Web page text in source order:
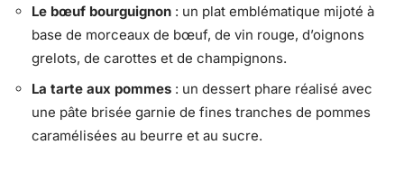
Le bœuf bourguignon : un plat emblématique mijoté à
base de morceaux de bœuf, de vin rouge, d’oignons
grelots, de carottes et de champignons.
La tarte aux pommes : un dessert phare réalisé avec
une pâte brisée garnie de fines tranches de pommes
caramélisées au beurre et au sucre.